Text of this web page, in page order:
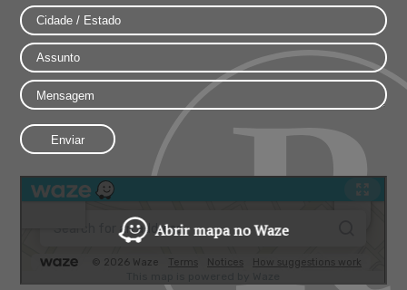
Abrir mapa no Waze